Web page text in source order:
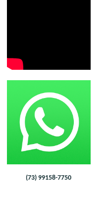
(73) 99158-7750